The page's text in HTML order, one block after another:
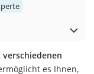
es Ihnen,